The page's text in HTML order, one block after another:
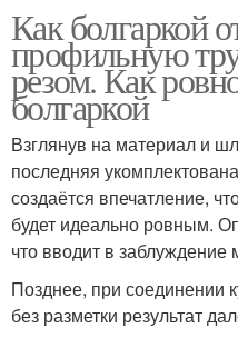
Как болгаркой
профильную
резом. Как
болгаркой
Взглянув на материал и
последняя
создаётся впечатление,
будет идеально ровным.
что вводит в заблуждение
Позднее, при соединении
без разметки результат